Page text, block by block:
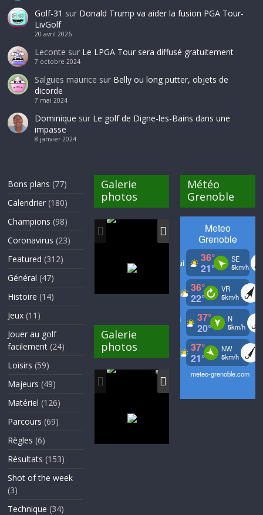
Golf-31 sur Donald Trump va aider la fusion PGA Tour-
LivGolf
20 avril 2026
Leconte sur Le LPGA Tour sera diffusé gratuitement
7 octobre 2024
Salgues maurice sur Belly ou long putter, objets de
dicorde
7 mai 2024
Dominique sur Le golf de Digne-les-Bains dans une
impasse
8 janvier 2024
Bons plans (77)
Calendrier (180)
Champions (98)
Coronavirus (23)
Featured (312)
Général (47)
Histoire (14)
Jeux (11)
Jouer au golf
facilement (24)
Loisirs (59)
Majeurs (49)
Matériel (126)
Parcours (69)
Règles (6)
Résultats (153)
Shot of the week
(3)
Technique (34)
Galerie
photos
Galerie
photos
Météo
Grenoble